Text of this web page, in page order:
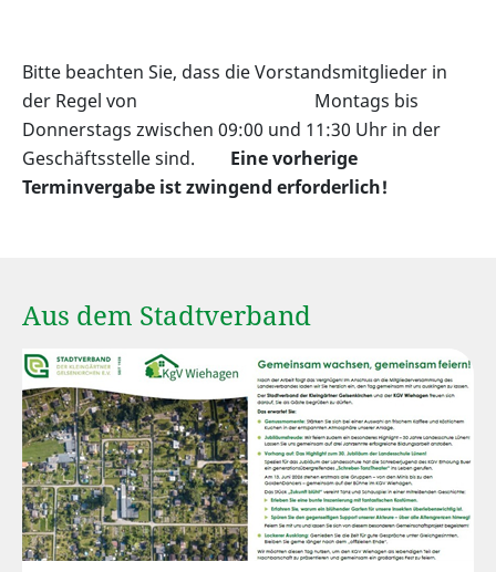
Bitte beachten Sie, dass die Vorstandsmitglieder in
der Regel von Montags bis
Donnerstags zwischen 09:00 und 11:30 Uhr in der
Geschäftsstelle sind. Eine vorherige
Terminvergabe ist zwingend erforderlich!
Aus dem Stadtverband